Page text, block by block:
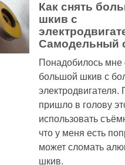
Как снять
шкив с
Самодельный
Понадобилось мне
большой шкив с
электродвигателя.
пришло в голову
использовать
что у меня есть
может сломать
шкив.